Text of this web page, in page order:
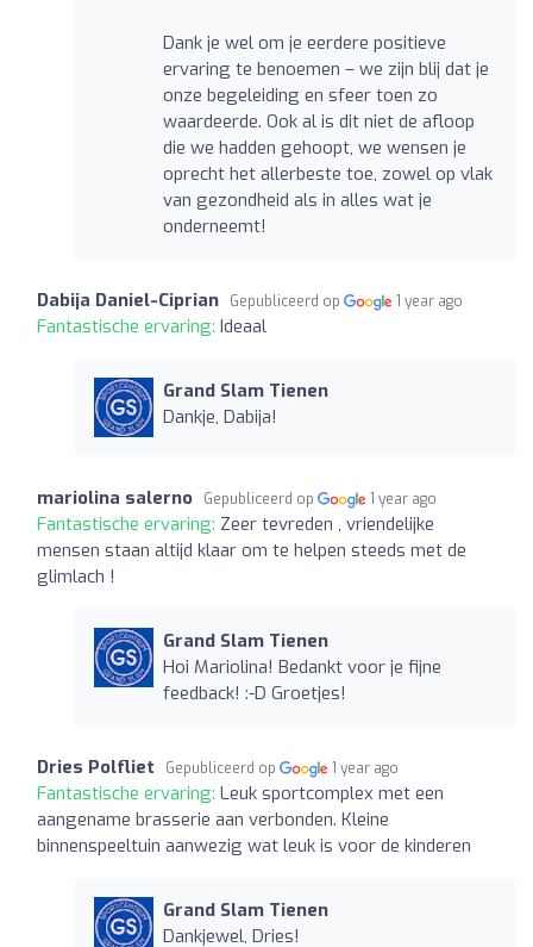
Dank je wel om je eerdere positieve
ervaring te benoemen – we zijn blij dat je
onze begeleiding en sfeer toen zo
waardeerde. Ook al is dit niet de afloop
die we hadden gehoopt, we wensen je
oprecht het allerbeste toe, zowel op vlak
van gezondheid als in alles wat je
onderneemt!
Dabija Daniel-Ciprian Gepubliceerd op 1 year ago
Fantastische ervaring: Ideaal
Grand Slam Tienen
Dankje, Dabija!
mariolina salerno Gepubliceerd op 1 year ago
Fantastische ervaring: Zeer tevreden , vriendelijke
mensen staan altijd klaar om te helpen steeds met de
glimlach !
Grand Slam Tienen
Hoi Mariolina! Bedankt voor je fijne
feedback! :-D Groetjes!
Dries Polfliet Gepubliceerd op 1 year ago
Fantastische ervaring: Leuk sportcomplex met een
aangename brasserie aan verbonden. Kleine
binnenspeeltuin aanwezig wat leuk is voor de kinderen
Grand Slam Tienen
Dankjewel, Dries!